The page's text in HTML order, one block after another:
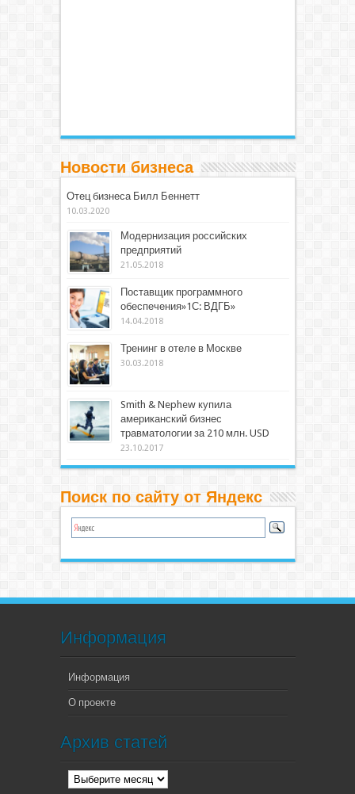
Новости бизнеса
Отец бизнеса Билл Беннетт
10.03.2020
Модернизация российских
предприятий
21.05.2018
Поставщик программного
обеспечения»1С: ВДГБ»
14.04.2018
Тренинг в отеле в Москве
30.03.2018
Smith & Nephew купила
американский бизнес
травматологии за 210 млн. USD
23.10.2017
Поиск по сайту от Яндекс
Информация
Информация
О проекте
Архив статей
Архив
статей